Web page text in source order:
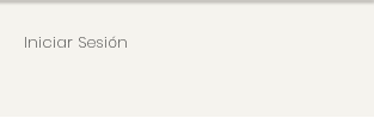
Iniciar Sesión